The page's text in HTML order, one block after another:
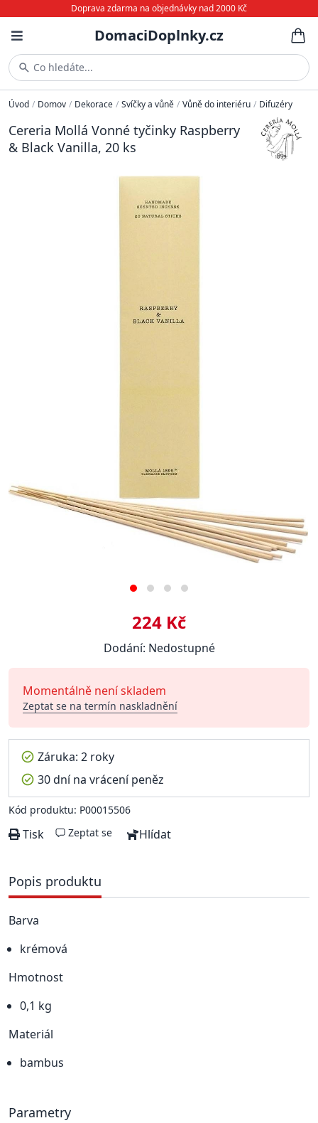
Doprava zdarma na objednávky nad 2000 Kč
DomaciDoplnky.cz
Co hledáte...
Úvod / Domov / Dekorace / Svíčky a vůně / Vůně do interiéru / Difuzéry
Cereria Mollá Vonné tyčinky Raspberry
& Black Vanilla, 20 ks
224 Kč
Dodání: Nedostupné
Momentálně není skladem
Zeptat se na termín naskladnění
Záruka: 2 roky
30 dní na vrácení peněz
Kód produktu: P00015506
Tisk Zeptat se Hlídat
Popis produktu
Barva
krémová
Hmotnost
0,1 kg
Materiál
bambus
Parametry